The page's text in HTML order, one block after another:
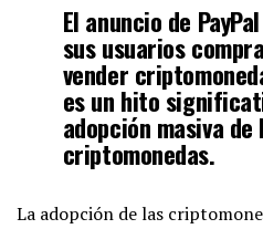
El anuncio de
sus usuarios
vender
es un hito
adopción masiva de
criptomonedas.
La adopción de las